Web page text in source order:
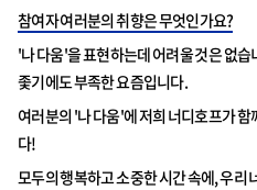
참여자 여러분의 취향은 무엇인가요?
'나 다움'을 표현하는데 어려울 것은 없
좇기에도 부족한 요즘입니다.
여러분의 '나 다움'에 저희 너디호프가
다!
모두의 행복하고 소중한 시간 속에, 우리